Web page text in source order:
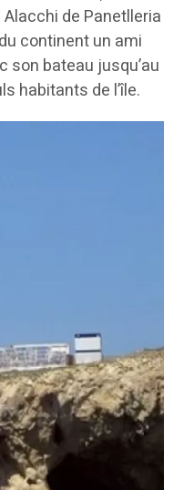
de Panetlleria
continent un ami
son bateau jusqu’au
habitants de l’île.